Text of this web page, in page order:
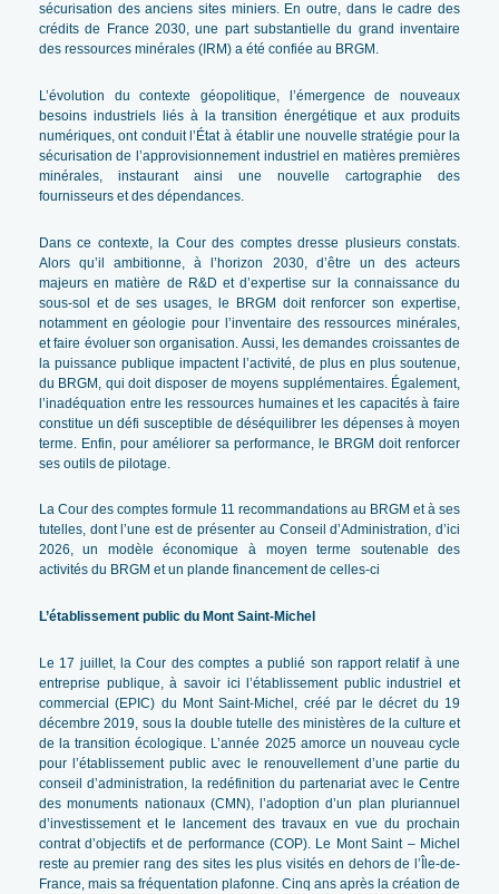
sécurisation des anciens sites miniers. En outre, dans le cadre des
crédits de France 2030, une part substantielle du grand inventaire
des ressources minérales (IRM) a été confiée au BRGM.
L’évolution du contexte géopolitique, l’émergence de nouveaux
besoins industriels liés à la transition énergétique et aux produits
numériques, ont conduit l’État à établir une nouvelle stratégie pour la
sécurisation de l’approvisionnement industriel en matières premières
minérales, instaurant ainsi une nouvelle cartographie des
fournisseurs et des dépendances.
Dans ce contexte, la Cour des comptes dresse plusieurs constats.
Alors qu’il ambitionne, à l’horizon 2030, d’être un des acteurs
majeurs en matière de R&D et d’expertise sur la connaissance du
sous-sol et de ses usages, le BRGM doit renforcer son expertise,
notamment en géologie pour l’inventaire des ressources minérales,
et faire évoluer son organisation. Aussi, les demandes croissantes de
la puissance publique impactent l’activité, de plus en plus soutenue,
du BRGM, qui doit disposer de moyens supplémentaires. Également,
l’inadéquation entre les ressources humaines et les capacités à faire
constitue un défi susceptible de déséquilibrer les dépenses à moyen
terme. Enfin, pour améliorer sa performance, le BRGM doit renforcer
ses outils de pilotage.
La Cour des comptes formule 11 recommandations au BRGM et à ses
tutelles, dont l’une est de présenter au Conseil d’Administration, d’ici
2026, un modèle économique à moyen terme soutenable des
activités du BRGM et un plande financement de celles-ci
L’établissement public du Mont Saint-Michel
Le 17 juillet, la Cour des comptes a publié son rapport relatif à une
entreprise publique, à savoir ici l’établissement public industriel et
commercial (EPIC) du Mont Saint-Michel, créé par le décret du 19
décembre 2019, sous la double tutelle des ministères de la culture et
de la transition écologique. L’année 2025 amorce un nouveau cycle
pour l’établissement public avec le renouvellement d’une partie du
conseil d’administration, la redéfinition du partenariat avec le Centre
des monuments nationaux (CMN), l’adoption d’un plan pluriannuel
d’investissement et le lancement des travaux en vue du prochain
contrat d’objectifs et de performance (COP). Le Mont Saint – Michel
reste au premier rang des sites les plus visités en dehors de l’Île-de-
France, mais sa fréquentation plafonne. Cinq ans après la création de